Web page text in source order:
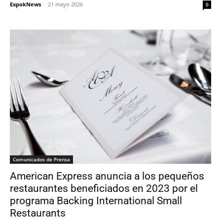
ExpokNews - 21 mayo 2026 0
Comunicados de Prensa
American Express anuncia a los pequeños
restaurantes beneficiados en 2023 por el
programa Backing International Small
Restaurants